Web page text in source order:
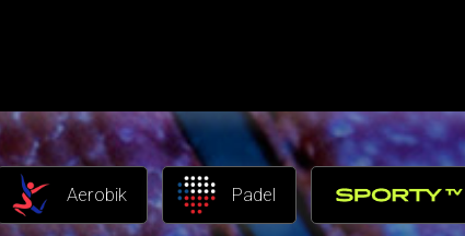
Aerobik Padel